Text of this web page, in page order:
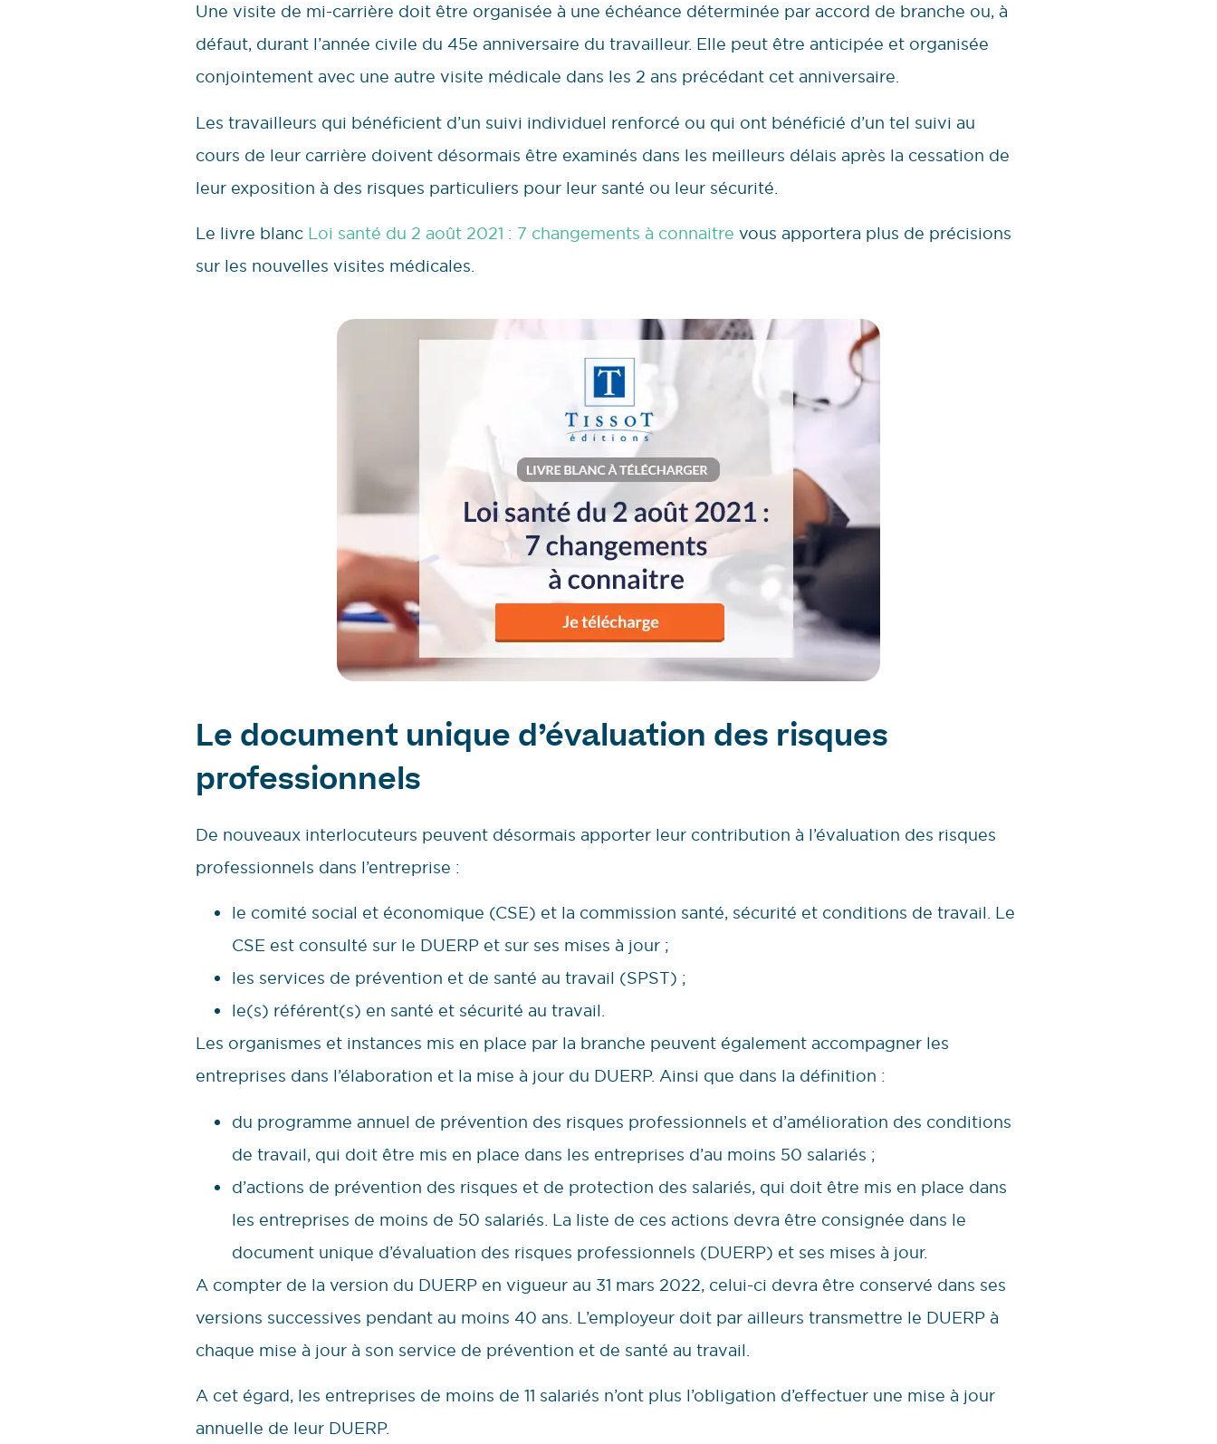
Une visite de mi-carrière doit être organisée à une échéance déterminée par accord de branche ou, à
défaut, durant l’année civile du 45e anniversaire du travailleur. Elle peut être anticipée et organisée
conjointement avec une autre visite médicale dans les 2 ans précédant cet anniversaire.
Les travailleurs qui bénéficient d’un suivi individuel renforcé ou qui ont bénéficié d’un tel suivi au
cours de leur carrière doivent désormais être examinés dans les meilleurs délais après la cessation de
leur exposition à des risques particuliers pour leur santé ou leur sécurité.
Le livre blanc Loi santé du 2 août 2021 : 7 changements à connaitre vous apportera plus de précisions
sur les nouvelles visites médicales.
Le document unique d’évaluation des risques
professionnels
De nouveaux interlocuteurs peuvent désormais apporter leur contribution à l’évaluation des risques
professionnels dans l’entreprise :
le comité social et économique (CSE) et la commission santé, sécurité et conditions de travail. Le
CSE est consulté sur le DUERP et sur ses mises à jour ;
les services de prévention et de santé au travail (SPST) ;
le(s) référent(s) en santé et sécurité au travail.
Les organismes et instances mis en place par la branche peuvent également accompagner les
entreprises dans l’élaboration et la mise à jour du DUERP. Ainsi que dans la définition :
du programme annuel de prévention des risques professionnels et d’amélioration des conditions
de travail, qui doit être mis en place dans les entreprises d’au moins 50 salariés ;
d’actions de prévention des risques et de protection des salariés, qui doit être mis en place dans
les entreprises de moins de 50 salariés. La liste de ces actions devra être consignée dans le
document unique d’évaluation des risques professionnels (DUERP) et ses mises à jour.
A compter de la version du DUERP en vigueur au 31 mars 2022, celui-ci devra être conservé dans ses
versions successives pendant au moins 40 ans. L’employeur doit par ailleurs transmettre le DUERP à
chaque mise à jour à son service de prévention et de santé au travail.
A cet égard, les entreprises de moins de 11 salariés n’ont plus l’obligation d’effectuer une mise à jour
annuelle de leur DUERP.